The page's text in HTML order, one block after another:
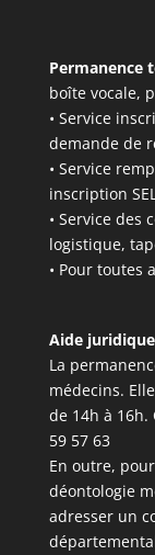
Permanence
boîte vocale,
• Service
demande de
• Service
inscription
• Service des
logistique,
• Pour toutes
Aide juridique
La
médecins.
de 14h à 16h.
59 57 63
En outre,
déontologie
adresser un